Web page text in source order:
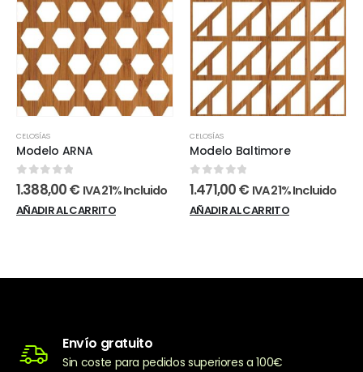
CELOSÍAS
Modelo ARNA
0out of 5
1.388,00€ IVA 21% Incluido
AÑADIR AL CARRITO
CELOSÍAS
Modelo Baltimore
0 out of 5
1.471,00€ IVA 21% Incluido
AÑADIR AL CARRITO
Envío gratuito
Sin coste para pedidos superiores a 100€